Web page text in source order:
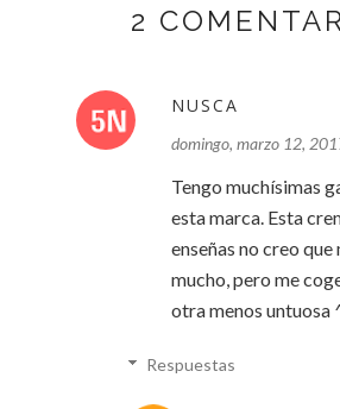
2
NUSCA
domingo, marzo 12,
Tengo muchísimas
esta marca. Esta
enseñas no creo que
mucho, pero me
otra menos untuosa
Respuestas